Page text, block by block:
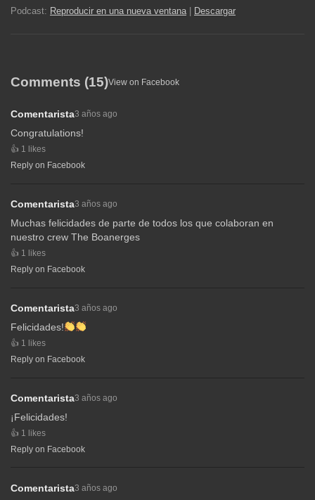
audio
Podcast: Reproducir en una nueva ventana| Descargar
Comments (15)View on Facebook
Comentarista3 años ago
Congratulations!
1 likes
Reply on Facebook
Comentarista3 años ago
Muchas felicidades de parte de todos los que colaboran en
nuestro crew The Boanerges
1 likes
Reply on Facebook
Comentarista3 años ago
Felicidades!
1 likes
Reply on Facebook
Comentarista3 años ago
¡Felicidades!
1 likes
Reply on Facebook
Comentarista3 años ago